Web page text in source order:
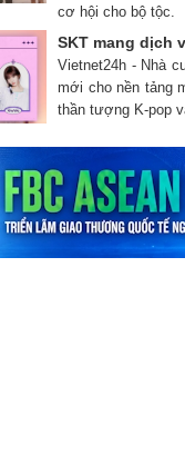
cơ hội cho bộ tộc.
SKT mang dịch
Vietnet24h - Nhà
mới cho nền tảng
thần tượng K-pop